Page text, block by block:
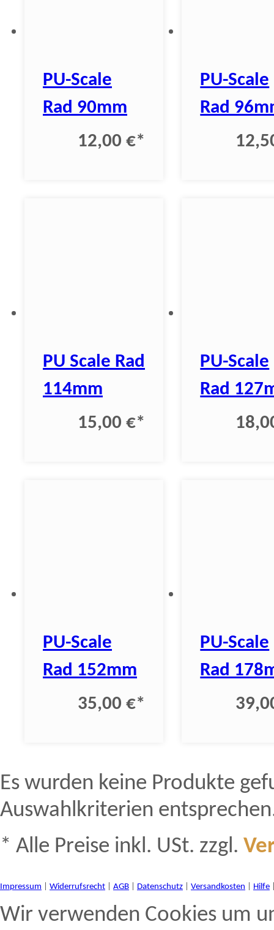
PU-Scale
Rad 90mm
12,00 €*
PU-Scale
Rad
PU Scale Rad
114mm
15,00 €*
PU-Scale
Rad
PU-Scale
Rad 152mm
35,00 €*
PU-Scale
Rad
Es wurden keine Produkte
Auswahlkriterien
* Alle Preise inkl. USt. zzgl.
Impressum Widerrufsrecht AGB Datenschutz Versandkosten Hilfe
Wir verwenden Cookies um